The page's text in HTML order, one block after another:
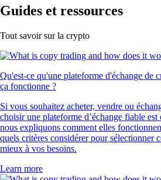
Guides et ressources
Tout savoir sur la crypto
Qu'est-ce qu'une plateforme d'échange de
ça fonctionne ?
Si vous souhaitez acheter, vendre ou
choisir une plateforme d’échange fiable est
nous expliquons comment elles
quels critères considérer pour sélectionner
mieux à vos besoins.
Learn more